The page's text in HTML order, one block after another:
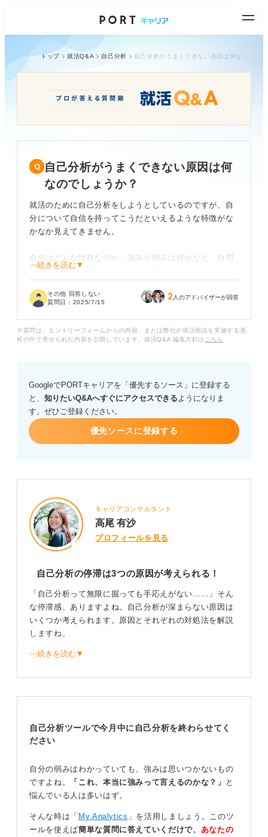
トップ 就活Q&A 自己分析
自己分析がうまくできない原因は何
なのでしょうか？
就活のために自己分析をしようとしているのですが、自
分について自信を持ってこうだといえるような特徴がな
かなか見えてきません。
自分はどんな性格なのか、強みや弱みは何かなど、自問
自答してみてはいますが、その内容がしっくりこなかっ
てしまったりします。
います。
や、詰まったときの解決法があれば教えてください。
⋯続きを読む▼
その他 回答しない
質問日： 2025/7/15 2 人のアドバイザーが回答
※質問は、エントリーフォームからの内容、または弊社が就活相談を実施する過
程の中で寄せられた内容を公開しています。就活Q&A 編集方針は こちら
GoogleでPORTキャリアを「優先するソース」に登録する
と、 知りたいQ&Aへすぐにアクセスできるようになりま
す。ぜひご登録ください。
優先ソースに登録する
キャリアコンサルタント
高尾 有沙
プロフィールを見る
自己分析の停滞は3つの原因が考えられる！
「自己分析って無限に掘っても手応えがない……」そん
な停滞感、ありますよね。自己分析が深まらない原因は
いくつか考えられます。原因とそれぞれの対処法を解説
しますね。
①材料不足
まず小中高大それぞれで起きた出来事を列挙し、そのな
系列でメモし、事実を増やしましょう。
モチベーショングラフ形式でまとめると、自分がどのよ
うに感情が動いたのかを可視化できます。
うまく過去を思い出せないときは、日記や写真、SNS、
メールなどを見返してみると良いでしょう。
⋯続きを読む▼
自己分析ツールで今月中に自己分析を終わらせてく
ださい
自分の弱みはわかっていても、強みは思いつかないもの
ですよね。
「これ、本当に強みって言えるのかな？」
と
悩んでいる人は多いはず。
そんな時は「 My Analytics 」を活用しましょう。このツ
ールを使えば簡単な質問に答えていくだけで、 あなたの